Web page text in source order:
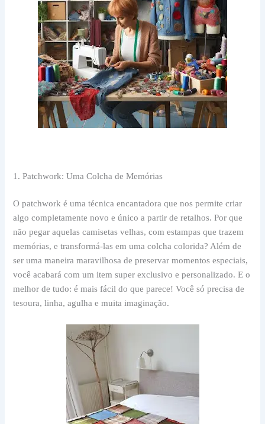
1. Patchwork: Uma Colcha de Memórias
O patchwork é uma técnica encantadora que nos permite criar
algo completamente novo e único a partir de retalhos. Por que
não pegar aquelas camisetas velhas, com estampas que trazem
memórias, e transformá-las em uma colcha colorida? Além de
ser uma maneira maravilhosa de preservar momentos especiais,
você acabará com um item super exclusivo e personalizado. E o
melhor de tudo: é mais fácil do que parece! Você só precisa de
tesoura, linha, agulha e muita imaginação.